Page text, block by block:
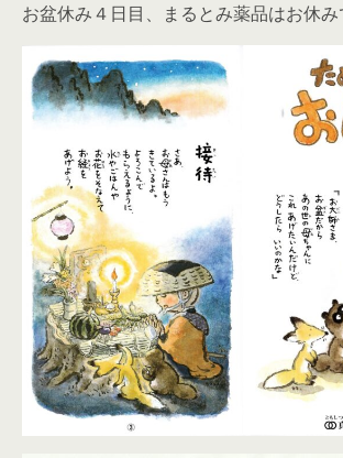
お盆休み４日目、まるとみ薬品はお休み